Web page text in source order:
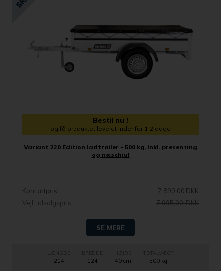
Bestil nu !
og få produktet leveret indenfor 1-2 dage
Variant 220 Edition ladtrailer - 500 kg, Inkl. presenning
og næsehjul
Kontantpris
7.890,00 DKK
Vejl. udsalgspris
7.995,00 DKK
SE MERE
214 124
HØJDE
40 cm
TOTALVÆGT
500 kg